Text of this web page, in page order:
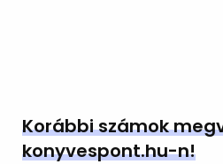
Korábbi számok
konyvespont.hu-n!